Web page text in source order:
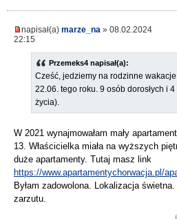
napisał(a) marze_na » 08.02.2024
22:15
Przemeks4 napisał(a):
Cześć, jedziemy na rodzinne
22.06. tego roku. 9 osób dorosłych i
życia).
W 2021 wynajmowałam mały
13. Właścicielka miała na wyższych
duże apartamenty. Tutaj masz link
https://www.apartamentychorwacja.pl/
Byłam zadowolona. Lokalizacja
zarzutu.